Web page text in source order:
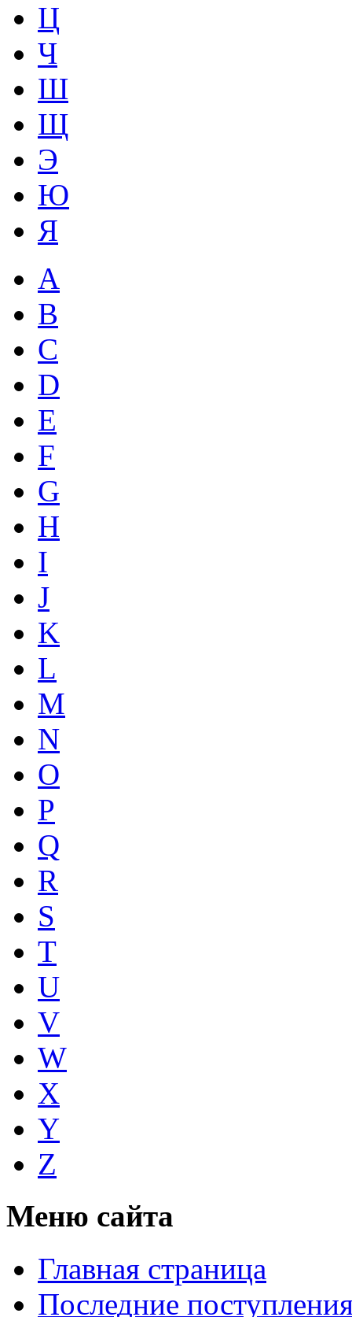
Ц
Ч
Ш
Щ
Э
Ю
Я
A
B
C
D
E
F
G
H
I
J
K
L
M
N
O
P
Q
R
S
T
U
V
W
X
Y
Z
Меню сайта
Главная страница
Последние